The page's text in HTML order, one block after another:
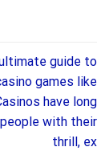
guide to
games like
have long
with their
thrill, ex